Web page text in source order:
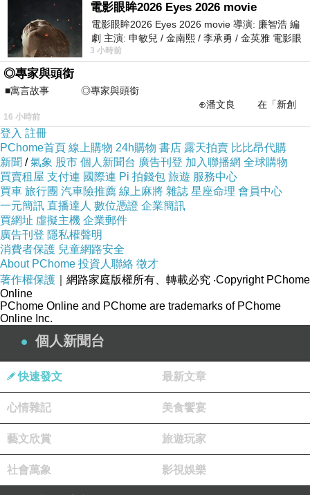
這樣急切地遞送，轉變成在植栽間連轉身都艱難的
尷尬？
一旦送出花花草草，看似卸下心頭石塊，卻又不
是，仍然掛心著。不知送花時曾一併告知照顧方
法，是否能得到同樣的枝繁葉茂？
有時過陣子後試探地問，聽到有人回報適應良好，
抽新葉冒花苞、依時開放，並傳來照片，在陽光下
的婆娑花姿。令我看了又看，彷彿送養的孩子有了
很好的歸宿。
但有時，那人要在腦海搜尋一陣子，彷彿努力回想
久遠以前的事，才遲疑地說，不知怎麼了，一直掉
葉子、乾掉了，沒養活。
……
但，還是決定要送。只要不拒絕我遞送的花草，總
會有強韌的生命力能夠生存下來。
執念終究是執念，不因送出去而消解，我慢慢學習
接受。也開始為不同植物挑選適合送養的人。那些
高容錯率的龜背芋、吊蘭、腎蕨、彩葉草等無人不
電影眼眸2026 Eyes 2026 movie
電影眼眸2026 Eyes 2026 movie 導演: 廉智浩 編
劇 主演: 申敏兒 / 金南熙 / 李承勇 / 金英雅 電影眼
眸2026描述攝影師徐珍因遺
3 小時前
◎專家與頭銜
■寓言故事 ◎專家與頭銜
⊕潘文良 在「新創
之谷」裡——
16 小時前
登入 註冊
PChome首頁 線上購物 24h購物 書店 露天拍賣 比比昂代購
新聞 /氣象 股市 個人新聞台 廣告刊登 加入聯播網 全球購物
買賣租屋 支付連 國際連 Pi 拍錢包 旅遊 服務中心
買車 旅行團 汽車險推薦 線上麻將 雜誌 星座命理 會員中心
一元簡訊 直播達人 數位憑證 企業簡訊
買網址 虛擬主機 企業郵件
廣告刊登 隱私權聲明
消費者保護 兒童網路安全
About PChome 投資人聯絡 徵才
著作權保護 ｜網路家庭版權所有、轉載必究 ‧Copyright PChome
Online
PChome Online and PChome are trademarks of PChome
Online Inc.
個人新聞台
快速發文 最新文章
心情雜記 美食饗宴
藝文欣賞 旅遊玩家
社會萬象 影視娛樂